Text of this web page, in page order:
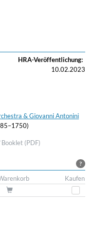
HRA-Veröffentlichung:
10.02.2023
& Giovanni Antonini
Booklet (PDF)
?
Kaufen